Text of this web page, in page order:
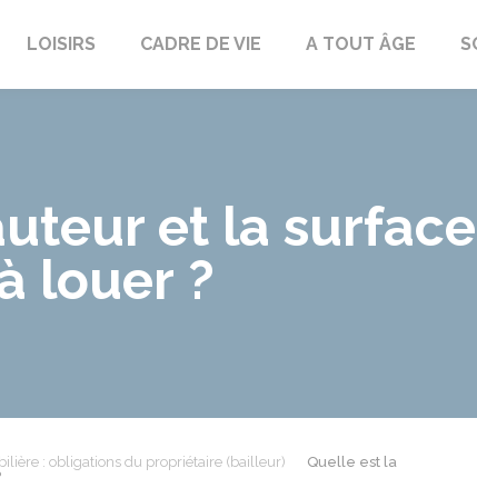
LOISIRS CADRE DE VIE A TOUT ÂGE
et la
louer ?
: obligations du propriétaire (bailleur)
Quelle est la